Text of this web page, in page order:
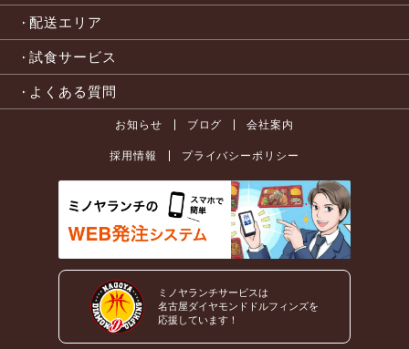
配送エリア
試食サービス
よくある質問
お知らせ ブログ 会社案内
採用情報 プライバシーポリシー
ミノヤランチサービスは
名古屋ダイヤモンドドルフィンズを
応援しています！